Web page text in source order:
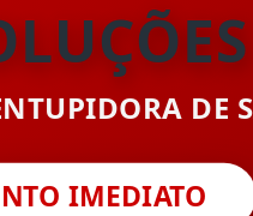
DE
IMEDIATO